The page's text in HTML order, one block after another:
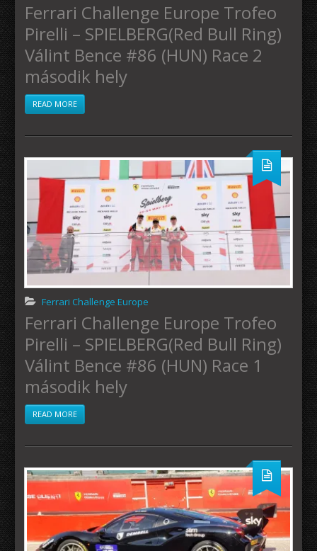
Ferrari Challenge Europe Trofeo
Pirelli – SPIELBERG(Red Bull Ring)
Válint Bence #86 (HUN) Race 2
második hely
READ MORE
Ferrari Challenge Europe
Ferrari Challenge Europe Trofeo
Pirelli – SPIELBERG(Red Bull Ring)
Válint Bence #86 (HUN) Race 1
második hely
READ MORE